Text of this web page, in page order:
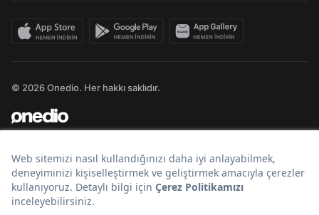
© 2026 Onedio. Her hakkı saklıdır.
Bir markasıdır.